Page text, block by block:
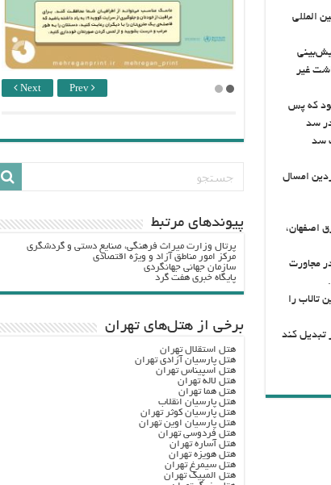
المللی
غیر
که پس
در سد
سد
۲۱ درصد از سطح آن تا فروردین امسال
اصفهان،
و در مجاورت
تالاب را
تبدیل کند
Next Prev
پيوندهاي مرتبط
پرتال وزارت ميراث فرهنگي، صنایع دستی و گردشگري
مرکز امور مناطق آزاد و ویژه اقتصادی
سازمان جهانی جهانگردی
پایگاه خبری هفت گرد
برخی از هتل‌های تهران
هتل استقلال تهران
هتل پارسیان آزادی تهران
هتل اسپیناس تهران
هتل لاله تهران
هتل هما تهران
هتل پارسیان انقلاب
هتل پارسیان کوثر تهران
هتل پارسیان اوین تهران
هتل فردوسی تهران
هتل آساره تهران
هتل هویزه تهران
هتل سیمرغ تهران
هتل المپیک تهران